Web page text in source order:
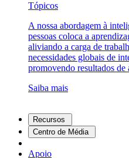
Tópicos
A nossa abordagem à
pessoas coloca a
aliviando a carga de
necessidades globais de
promovendo resultados
Saiba mais
Recursos
Centro de Média
Apoio